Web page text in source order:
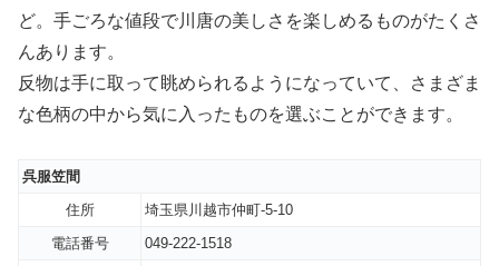
ど。手ごろな値段で川唐の美しさを楽しめるものがたくさ
んあります。
反物は手に取って眺められるようになっていて、さまざま
な色柄の中から気に入ったものを選ぶことができます。
呉服笠間
住所
埼玉県川越市仲町-5-10
電話番号
049-222-1518